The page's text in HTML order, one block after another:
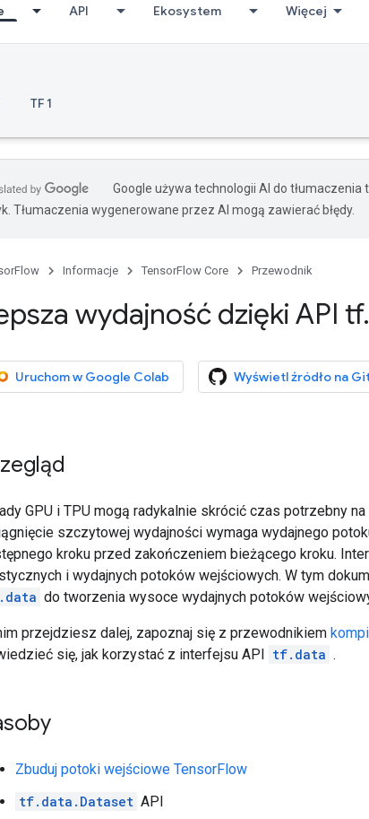
API Ekosystem Więcej
TF 1
Google używa technologii AI do
Tłumaczenia wygenerowane przez AI mogą zawierać błędy.
Informacje TensorFlow Core Przewodnik
wydajność dzięki API tf.
Uruchom w Google Colab Wyświetl źródło na
GPU i TPU mogą radykalnie skrócić czas potrzebny
szczytowej wydajności wymaga wydajnego
kroku przed zakończeniem bieżącego kroku.
i wydajnych potoków wejściowych. W tym
do tworzenia wysoce wydajnych potoków
przejdziesz dalej, zapoznaj się z przewodnikiem
się, jak korzystać z interfejsu API tf.data .
Zbuduj potoki wejściowe TensorFlow
tf.data.Dataset API